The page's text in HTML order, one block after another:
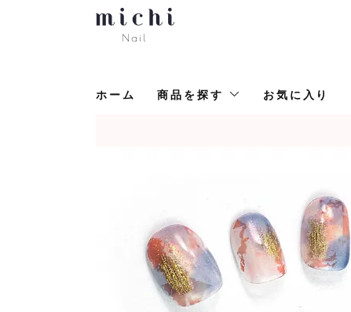
ホーム 商品を探す お気に入り